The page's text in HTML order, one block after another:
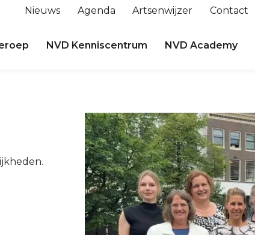
Nieuws Agenda Artsenwijzer Contact
NVD Kenniscentrum NVD Academy